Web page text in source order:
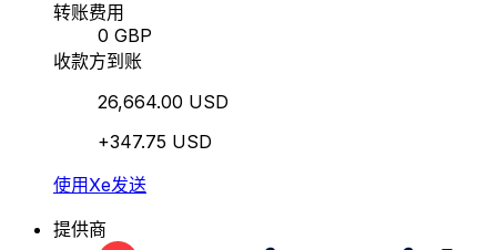
转账费用
0 GBP
收款方到账
26,664.00 USD
+347.75 USD
使用Xe发送
提供商